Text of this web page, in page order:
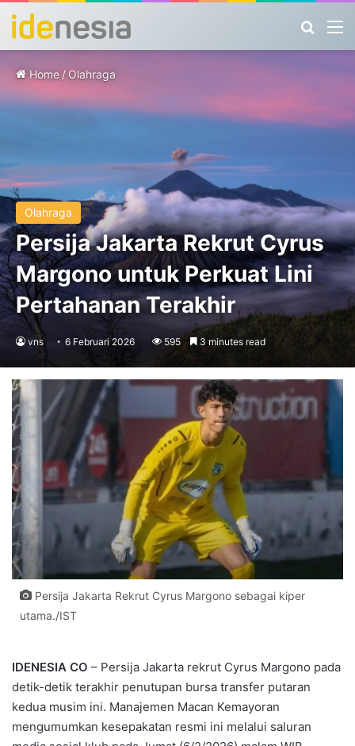
Home / Olahraga
Olahraga
Persija Jakarta Rekrut Cyrus
Margono untuk Perkuat Lini
Pertahanan Terakhir
vns 6 Februari 2026 595 3 minutes read
Persija Jakarta Rekrut Cyrus Margono sebagai kiper
utama./IST
IDENESIA CO – Persija Jakarta rekrut Cyrus Margono pada
detik-detik terakhir penutupan bursa transfer putaran
kedua musim ini. Manajemen Macan Kemayoran
mengumumkan kesepakatan resmi ini melalui saluran